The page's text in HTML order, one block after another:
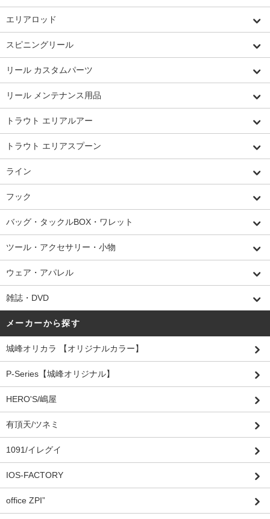
エリアロッド
スピニングリール
リール カスタムパーツ
リール メンテナンス用品
トラウト エリアルアー
トラウト エリアスプーン
ライン
フック
バッグ・タックルBOX・ワレット
ツール・アクセサリー・小物
ウェア・アパレル
雑誌・DVD
メーカーから探す
城峰オリカラ 【オリジナルカラー】
P-Series【城峰オリジナル】
HERO'S/嶋屋
有頂天/ツネミ
1091/イレグイ
IOS-FACTORY
office ZPI”